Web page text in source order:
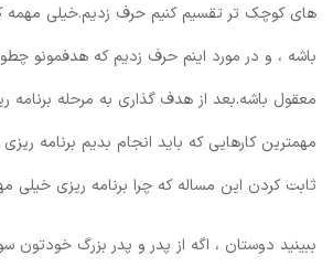
های کوچک تر تقسیم کنیم حرف زدیم.خیلی
باشه ، و در مورد اینم حرف زدیم که هدفمونو
معقول باشه.بعد از هدف گذاری به مرحله برنامه
مهمترین کارهایی که باید انجام بدیم برنامه
ثابت کردن این مساله که چرا برنامه ریزی خیلی
ببینید دوستان ، اگه از پدر و پدر بزرگ خودتون